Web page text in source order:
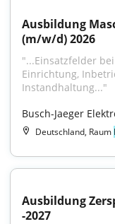
Ausbildung
(m/w/d) 2026
"...Einsatzfelder
Einrichtung,
Instandhaltung..."
Busch-Jaeger
Deutschland, Raum
Ausbildung
-2027